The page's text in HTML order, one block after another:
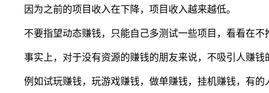
因为之前的项目收入在下降，项目收入越来越低。
不要指望动态赚钱，只能自己多测试一些项目，看看在不
事实上，对于没有资源的赚钱的朋友来说，不吸引人赚钱
例如试玩赚钱，玩游戏赚钱，做单赚钱，挂机赚钱，有的